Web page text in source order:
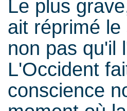
Le plus
ait réprimé
non pas qu'il
L'Occident
conscience